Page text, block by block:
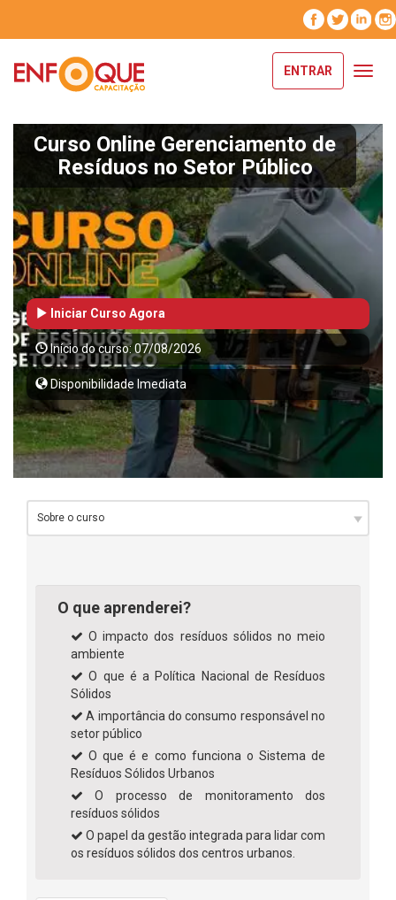
ENTRAR
Curso Online Gerenciamento de
Resíduos no Setor Público
Iniciar Curso Agora
Início do curso: 07/08/2026
Disponibilidade Imediata
O que aprenderei?
O impacto dos resíduos sólidos no meio
ambiente
O que é a Política Nacional de Resíduos
Sólidos
A importância do consumo responsável no
setor público
O que é e como funciona o Sistema de
Resíduos Sólidos Urbanos
O processo de monitoramento dos
resíduos sólidos
O papel da gestão integrada para lidar com
os resíduos sólidos dos centros urbanos.